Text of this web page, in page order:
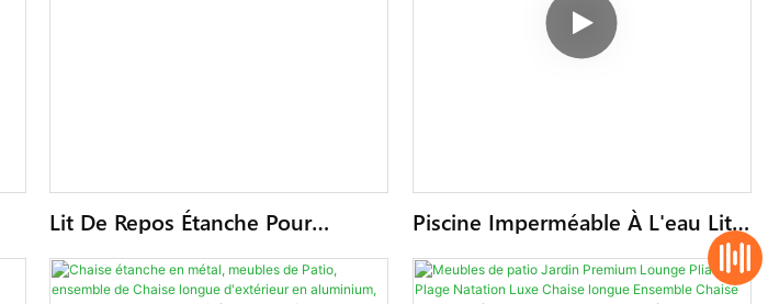
Lit De Repos Étanche Pour
Longue En Aluminium, Patio En
Piscine Imperméable À L'eau Lit
Chaise En Aluminium Chaises